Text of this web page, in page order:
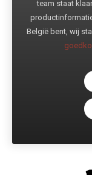
team staat
België bent, wij